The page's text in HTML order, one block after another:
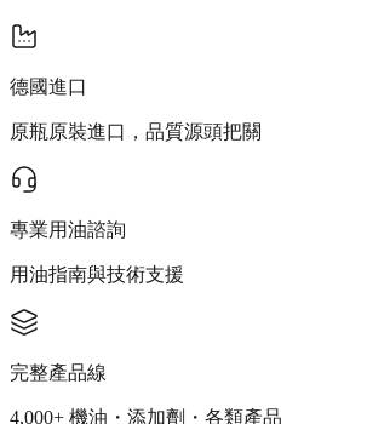
德國進口
原瓶原裝進口，品質源頭把關
專業用油諮詢
用油指南與技術支援
完整產品線
4,000+ 機油・添加劑・各類產品